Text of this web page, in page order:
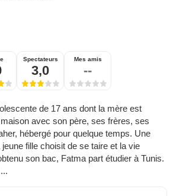
Spectateurs
3,0
Mes amis
--
de 17 ans dont la mère est
avec son père, ses frères, ses
hébergé pour quelque temps. Une
fille choisit de se taire et la vie
son bac, Fatma part étudier à Tunis.